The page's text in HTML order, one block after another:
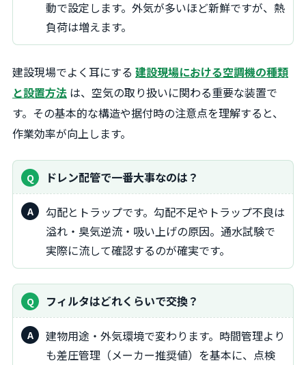
動で設定します。外気が多いほど新鮮ですが、熱
負荷は増えます。
建設現場でよく耳にする 建設現場における空調機の種類
と設置方法 は、空気の取り扱いに関わる重要な装置で
す。その基本的な構造や据付時の注意点を理解すると、
作業効率が向上します。
ドレン配管で一番大事なのは？
勾配とトラップです。勾配不足やトラップ不良は
溢れ・臭気逆流・吸い上げの原因。通水試験で
実際に流して確認するのが確実です。
フィルタはどれくらいで交換？
建物用途・外気環境で変わります。時間管理より
も差圧管理（メーカー推奨値）を基本に、点検